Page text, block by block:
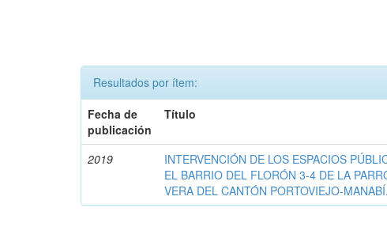
Resultados por ítem:
Fecha de
publicación
Título
2019
INTERVENCIÓN DE LOS ESPACIOS
EL BARRIO DEL FLORÓN 3-4 DE LA
VERA DEL CANTÓN PORTOVIEJO-MANABÍ.